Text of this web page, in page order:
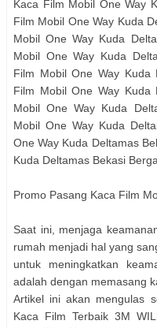
Kaca Film Mobil One Way
Film Mobil One Way Kuda
Mobil One Way Kuda
Mobil One Way Kuda
Film Mobil One Way Kuda
Film Mobil One Way Kuda
Mobil One Way Kuda
Mobil One Way Kuda
One Way Kuda Deltamas
Kuda Deltamas Bekasi
Promo Pasang Kaca Film
Saat ini, menjaga
rumah menjadi hal yang
untuk meningkatkan
adalah dengan memasang
Artikel ini akan mengulas
Kaca Film Terbaik 3M